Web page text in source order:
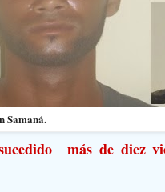
Samaná.
más de diez